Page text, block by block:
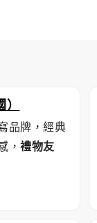
品牌，經典
，禮物友